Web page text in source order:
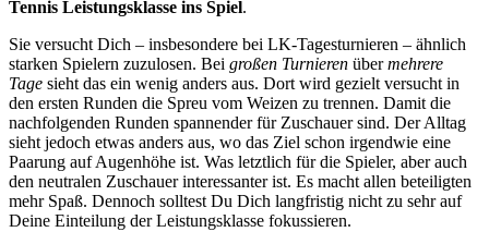
Tennis Leistungsklasse ins Spiel.
Sie versucht Dich – insbesondere bei LK-Tagesturnieren – ähnlich
starken Spielern zuzulosen. Bei großen Turnieren übermehrere
Tage sieht das ein wenig anders aus. Dort wird gezielt versucht in
den ersten Runden die Spreu vom Weizen zu trennen. Damit die
nachfolgenden Runden spannender für Zuschauer sind. Der Alltag
sieht jedoch etwas anders aus, wo das Ziel schon irgendwie eine
Paarung auf Augenhöhe ist. Was letztlich für die Spieler, aber auch
den neutralen Zuschauer interessanter ist. Es macht allen beteiligten
mehr Spaß. Dennoch solltest Du Dich langfristig nicht zu sehr auf
Deine Einteilung der Leistungsklasse fokussieren.